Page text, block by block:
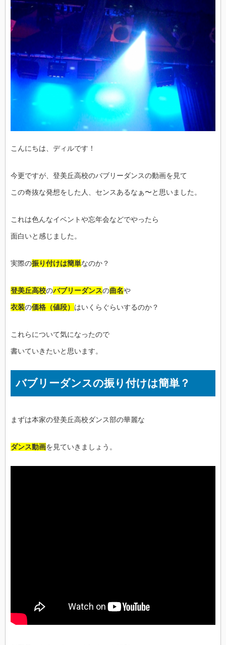
こんにちは、ディルです！
今更ですが、登美丘高校のバブリーダンスの動画を見て
この奇抜な発想をした人、センスあるなぁ〜と思いました。
これは色んなイベントや忘年会などでやったら
面白いと感じました。
実際の振り付けは簡単なのか？
登美丘高校のバブリーダンスの曲名や
衣装の価格（値段） はいくらぐらいするのか？
これらについて気になったので
書いていきたいと思います。
バブリーダンスの振り付けは簡単？
まずは本家の登美丘高校ダンス部の華麗な
ダンス動画を見ていきましょう。